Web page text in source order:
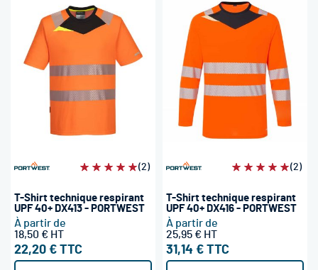
Évaluation:(2)
T-Shirt technique respirant
UPF 40+ DX413 - PORTWEST
À partir de
22,20 €
18,50 €
Évaluation:(2)
T-Shirt technique respirant
UPF 40+ DX416 - PORTWEST
À partir de
31,14 €
25,95 €